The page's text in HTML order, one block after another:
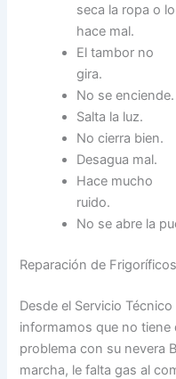
seca la ropa o lo
hace mal.
El tambor no
gira.
No se enciende.
Salta la luz.
No cierra bien.
Desagua mal.
Hace mucho
ruido.
No se abre la
Reparación de
Desde el Servicio
informamos que no tiene
problema con su nevera
marcha, le falta gas al